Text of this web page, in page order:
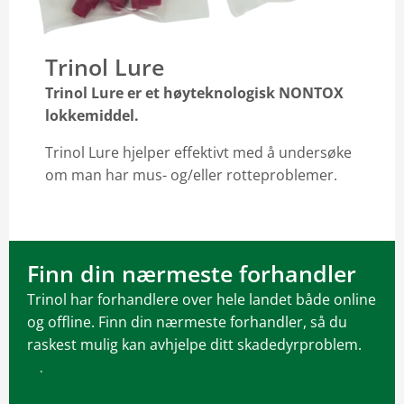
Trinol Lure
Trinol Lure er et høyteknologisk NONTOX
lokkemiddel.
Trinol Lure hjelper effektivt med å undersøke
om man har mus- og/eller rotteproblemer.
Finn din nærmeste forhandler
Trinol har forhandlere over hele landet både online
og offline. Finn din nærmeste forhandler, så du
raskest mulig kan avhjelpe ditt skadedyrproblem.
Finn din nærmeste forhandler